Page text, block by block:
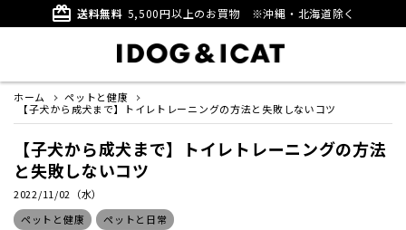
card_giftcard 送料無料 5,500円以上のお買物 ※沖縄・北海道除く
ホーム
ペットと健康
【子犬から成犬まで】トイレトレーニングの方法と失敗しないコツ
【子犬から成犬まで】トイレトレーニングの方法
と失敗しないコツ
2022/11/02（水）
ペットと健康
ペットと日常